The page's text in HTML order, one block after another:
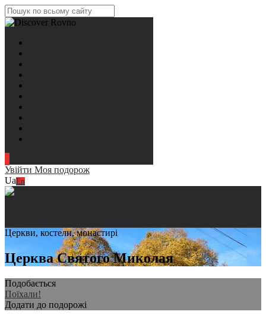
Увійти Моя подорож
UaEn
Церкви, костели, монастирі
Церква Святого Миколая
Подобається
Поїхали!
Додати до подорожі